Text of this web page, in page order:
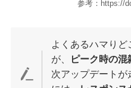
参考：https://
よくあるハマり
が、
ピーク時の
次アップデート